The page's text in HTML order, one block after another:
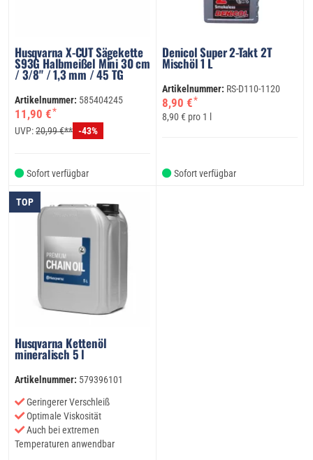
Husqvarna X-CUT Sägekette
S93G Halbmeißel Mini 30 cm
/ 3/8" / 1,3 mm / 45 TG
Artikelnummer: 585404245
11,90 €*
UVP:20,99 €** -43%
Sofort verfügbar
Denicol Super 2-Takt 2T
Mischöl 1 L
Artikelnummer: RS-D110-1120
8,90 €*
8,90 € pro 1 l
Sofort verfügbar
TOP
Husqvarna Kettenöl
mineralisch 5 l
Artikelnummer: 579396101
Geringerer Verschleiß
Optimale Viskosität
Auch bei extremen
Temperaturen anwendbar